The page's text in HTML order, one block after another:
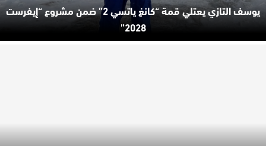
يوسف التازي يعتلي قمة “كانغ ياتسي 2” ضمن مشروع “إيفرست
2028”